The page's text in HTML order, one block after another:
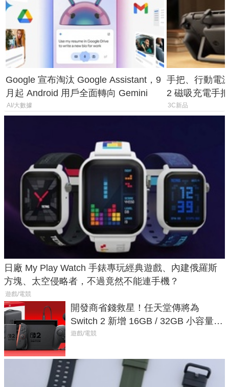
Google 宣布淘汰 Google Assistant，9
月起 Android 用戶全面轉向 Gemini
AI/大數據
手把、行動電
2 磁吸充電手
倍
3C新品
日廠 My Play Watch 手錶專玩經典遊戲、內建俄羅斯
方塊、太空侵略者，不過竟然不能連手機？
遊戲/電競
開發商省錢救星！任天堂傳將為
Switch 2 新增 16GB / 32GB 小容量遊
戲卡的選擇
遊戲/電競